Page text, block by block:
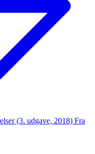
(3. udgave, 2018) Fra